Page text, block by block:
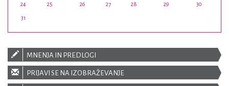
24 25 26 27 28 29 30
31
MNENJA IN PREDLOGI
PRIJAVI SE NA IZOBRAŽEVANJE